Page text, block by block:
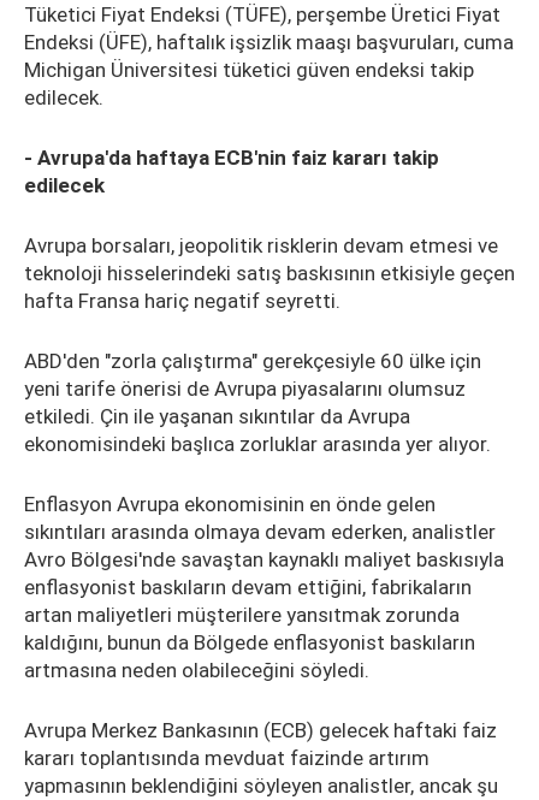
Tüketici Fiyat Endeksi (TÜFE), perşembe Üretici Fiyat
Endeksi (ÜFE), haftalık işsizlik maaşı başvuruları, cuma
Michigan Üniversitesi tüketici güven endeksi takip
edilecek.
- Avrupa'da haftaya ECB'nin faiz kararı takip
edilecek
Avrupa borsaları, jeopolitik risklerin devam etmesi ve
teknoloji hisselerindeki satış baskısının etkisiyle geçen
hafta Fransa hariç negatif seyretti.
ABD'den "zorla çalıştırma" gerekçesiyle 60 ülke için
yeni tarife önerisi de Avrupa piyasalarını olumsuz
etkiledi. Çin ile yaşanan sıkıntılar da Avrupa
ekonomisindeki başlıca zorluklar arasında yer alıyor.
Enflasyon Avrupa ekonomisinin en önde gelen
sıkıntıları arasında olmaya devam ederken, analistler
Avro Bölgesi'nde savaştan kaynaklı maliyet baskısıyla
enflasyonist baskıların devam ettiğini, fabrikaların
artan maliyetleri müşterilere yansıtmak zorunda
kaldığını, bunun da Bölgede enflasyonist baskıların
artmasına neden olabileceğini söyledi.
Avrupa Merkez Bankasının (ECB) gelecek haftaki faiz
kararı toplantısında mevduat faizinde artırım
yapmasının beklendiğini söyleyen analistler, ancak şu